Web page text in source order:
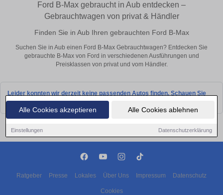
Alle Cookies akzeptieren Alle Cookies ablehnen
Einstellungen Datenschutzerklärung
Ford B-Max gebraucht in Aub entdecken –
Gebrauchtwagen von privat & Händler
Finden Sie in Aub Ihren gebrauchten Ford B-Max
Suchen Sie in Aub einen Ford B-Max Gebrauchtwagen? Entdecken Sie
gebrauchte B-Max von Ford in verschiedenen Ausführungen und
Preisklassen von privat und vom Händler.
Leider konnten wir derzeit keine passenden Autos finden. Schauen Sie
bald wieder vorbei!
Ratgeber Presse Lokales Über Uns Impressum Datenschutz
Cookies